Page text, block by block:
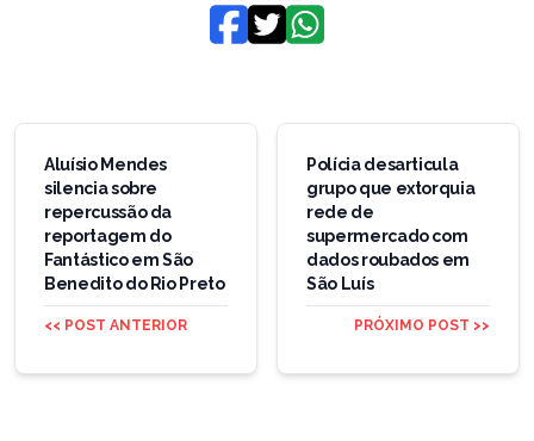
Navegação
Post
Aluísio Mendes
silencia sobre
repercussão da
reportagem do
Fantástico em São
Benedito do Rio Preto
<< POST ANTERIOR
Polícia desarticula
grupo que extorquia
rede de
supermercado com
dados roubados em
São Luís
PRÓXIMO POST >>